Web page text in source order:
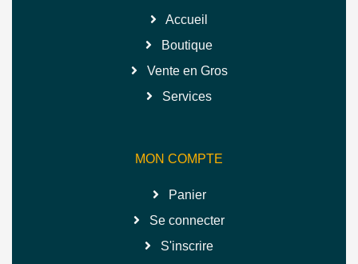
Accueil
Boutique
Vente en Gros
Services
MON COMPTE
Panier
Se connecter
S'inscrire